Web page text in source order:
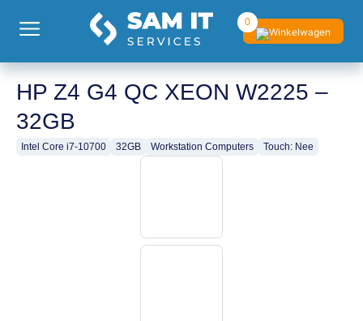
0
HP Z4 G4 QC XEON W2225 –
32GB
Intel Core i7-10700 32GB Workstation Computers Touch: Nee